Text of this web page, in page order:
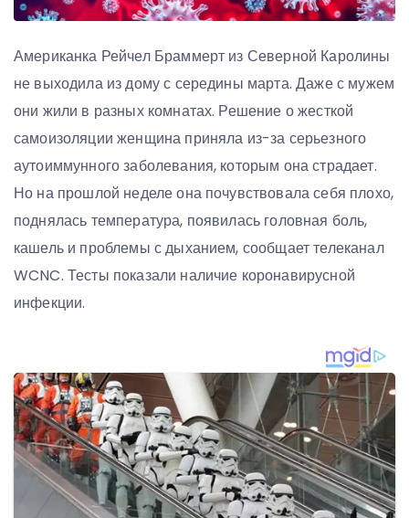
Американка Рейчел Браммерт из Северной Каролины
не выходила из дому с середины марта. Даже с мужем
они жили в разных комнатах. Решение о жесткой
самоизоляции женщина приняла из-за серьезного
аутоиммунного заболевания, которым она страдает.
Но на прошлой неделе она почувствовала себя плохо,
поднялась температура, появилась головная боль,
кашель и проблемы с дыханием, сообщает телеканал
WCNC. Тесты показали наличие коронавирусной
инфекции.